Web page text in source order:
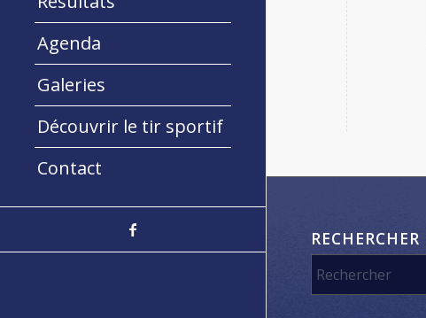
Agenda
Galeries
Découvrir le tir sportif
Contact
RECHERCHER